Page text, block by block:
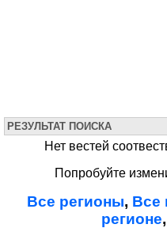
РЕЗУЛЬТАТ ПОИСКА
Нет вестей
Попробуйте
Все регионы, Все
регионе,